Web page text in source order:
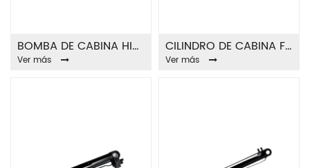
BOMBA DE CABINA HIDRÁULICA FA8204A
Ver más
CILINDRO DE CABINA FA8205A
Ver más